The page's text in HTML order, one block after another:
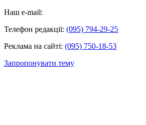
Наш e-mail:
Телефон редакції: (095) 794-29-25
Реклама на сайті: (095) 750-18-53
Запропонувати тему